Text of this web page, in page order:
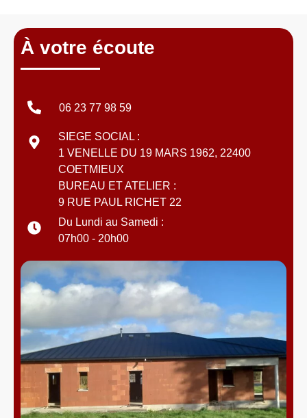
À votre écoute
06 23 77 98 59
SIEGE SOCIAL :
1 VENELLE DU 19 MARS 1962, 22400
COETMIEUX
BUREAU ET ATELIER :
9 RUE PAUL RICHET 22
Du Lundi au Samedi :
07h00 - 20h00